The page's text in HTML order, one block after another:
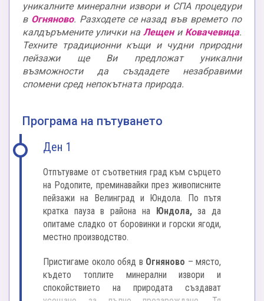
уникалните минерални извори и СПА процедури
в Огняново. Разходете се назад във времето по
калдъръмените улички на Лещени Ковачевица.
Техните традиционни къщи и чудни природни
пейзажи ще Ви предложат уникални
възможности да създадете незабравими
спомени сред непокътната природа.
Програма на пътуването
Ден 1
Отпътуваме от съответния град към сърцето
на Родопите, преминавайки през живописните
пейзажи на Велинград и Юндола. По пътя
кратка пауза в района на
Юндола,за да
опитаме сладко от боровинки и горски ягоди,
местно производство.
Пристигаме около обяд в Огняново – място,
където топлите минерални извори и
спокойствието на природата създават